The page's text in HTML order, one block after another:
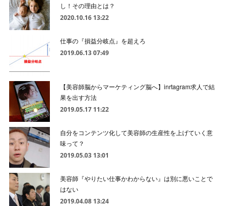
し！その理由とは？
2020.10.16 13:22
仕事の『損益分岐点』を超えろ
2019.06.13 07:49
【美容師脳からマーケティング脳へ】inrtagram求人で結
果を出す方法
2019.05.17 11:22
自分をコンテンツ化して美容師の生産性を上げていく意
味って？
2019.05.03 13:01
美容師『やりたい仕事かわからない』は別に悪いことで
はない
2019.04.08 13:24